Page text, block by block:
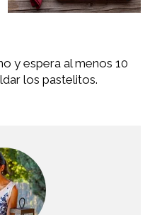
y espera al menos 10
los pastelitos.